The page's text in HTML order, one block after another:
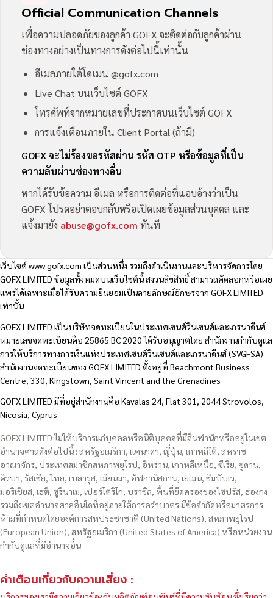
Official Communication Channels
เพื่อความปลอดภัยของลูกค้า GOFX จะติดต่อกับลูกค้าผ่าน
ช่องทางอย่างเป็นทางการดังต่อไปนี้เท่านั้น
อีเมลภายใต้โดเมน @gofx.com
Live Chat บนเว็บไซต์ GOFX
โทรศัพท์จากหมายเลขที่ประกาศบนเว็บไซต์ GOFX
การแจ้งเตือนภายใน Client Portal (ถ้ามี)
GOFX จะไม่ร้องขอรหัสผ่าน รหัส OTP หรือข้อมูลที่เป็น
ความลับผ่านช่องทางอื่น
หากได้รับข้อความ อีเมล หรือการติดต่อที่แอบอ้างว่าเป็น
GOFX โปรดอย่าตอบกลับหรือเปิดเผยข้อมูลส่วนบุคคล และ
แจ้งมายัง abuse@gofx.com ทันที
เว็บไซต์ www.gofx.com เป็นส่วนหนึ่ง รวมถึงดำเนินงานและบริหารจัดการโดย
GOFX LIMITED ข้อมูลทั้งหมดบนเว็บไซต์นี้ สงวนลิขสิทธิ์ สามารถคัดลอกหรือเผย
แพร่ได้เฉพาะเมื่อได้รับความยินยอมเป็นลายลักษณ์อักษรจาก GOFX LIMITED
เท่านั้น
GOFX LIMITED เป็นบริษัทจดทะเบียนในประเทศเซนต์วินเซนต์และเกรนาดีนส์
หมายเลขจดทะเบียนคือ 25865 BC 2020 ได้รับอนุญาตโดย สำนักงานกำกับดูแล
การให้บริการทางการเงินแห่งประเทศเซนต์วินเซนต์และเกรนาดีนส์ (SVGFSA)
สำนักงานจดทะเบียนของ GOFX LIMITED ตั้งอยู่ที่ Beachmont Business
Centre, 330, Kingstown, Saint Vincent and the Grenadines
GOFX LIMITED มีที่อยู่สำนักงานคือ Kavalas 24, Flat 301, 2044 Strovolos,
Nicosia, Cyprus
GOFX LIMITED ไม่ให้บริการแก่บุคคลหรือนิติบุคคลที่มีถิ่นพำนักหรืออยู่ในเขต
อำนาจศาลดังต่อไปนี้ : สหรัฐอเมริกา, แคนาดา, ญี่ปุ่น, เกาหลีใต้, สหราช
อาณาจักร, ประเทศสมาชิกสหภาพยุโรป, อิหร่าน, เกาหลีเหนือ, ซีเรีย, ซูดาน,
คิวบา, รัสเซีย, ไทย, เบลารุส, เมียนมา, อัฟกานิสถาน, เยเมน, ซิมบับเว,
มอริเชียส, เฮติ, ซูรินาเม, เปอร์โตริโก, บราซิล, พื้นที่ยึดครองของไซปรัส, ฮ่องกง
รวมถึงเขตอำนาจศาลอื่นใดที่อยู่ภายใต้การคว่ำบาตร มีข้อจำกัดหรือมาตรการ
ห้ามที่กำหนดโดยองค์การสหประชาชาติ (United Nations), สหภาพยุโรป
(European Union), สหรัฐอเมริกา (United States of America) หรือหน่วยงาน
กำกับดูแลที่มีอำนาจอื่น
คำเตือนเกี่ยวกับความเสี่ยง :